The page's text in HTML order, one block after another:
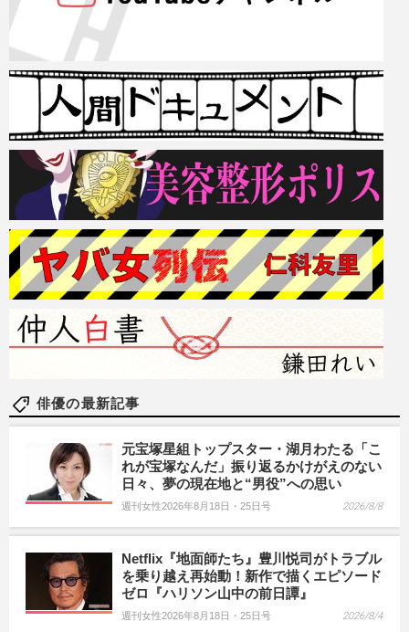
俳優の最新記事
元宝塚星組トップスター・湖月わたる「こ
れが宝塚なんだ」振り返るかけがえのない
日々、夢の現在地と“男役”への思い
週刊女性2026年8月18日・25日号 2026/8/8
Netflix『地面師たち』豊川悦司がトラブル
を乗り越え再始動！新作で描くエピソード
ゼロ『ハリソン山中の前日譚』
週刊女性2026年8月18日・25日号 2026/8/4